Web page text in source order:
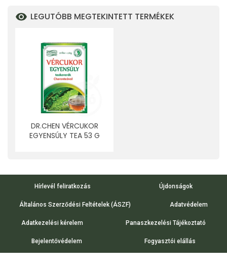
LEGUTÓBB MEGTEKINTETT TERMÉKEK
DR.CHEN VÉRCUKOR
EGYENSÚLY TEA 53 G
Hírlevél feliratkozás Újdonságok
Általános Szerződési Feltételek (ÁSZF) Adatvédelem
Adatkezelési kérelem Panaszkezelési Tájékoztató
Bejelentővédelem Fogyasztói elállás